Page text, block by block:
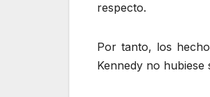
respecto.
Por tanto, los
Kennedy no